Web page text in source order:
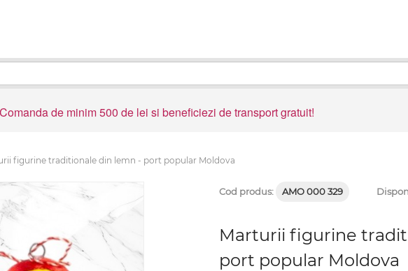
Comanda de minim 500 de lei si beneficiezi de transport gratuit!
figurine traditionale din lemn - port popular Moldova
Cod produs: AMO 000 329
Marturii figurine
port popular Moldova